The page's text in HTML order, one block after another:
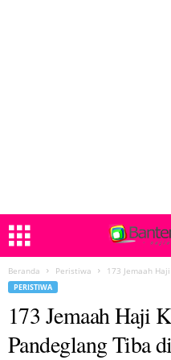
Beranda Peristiwa 173 Jemaah
PERISTIWA
173 Jemaah Haji
Pandeglang Tiba